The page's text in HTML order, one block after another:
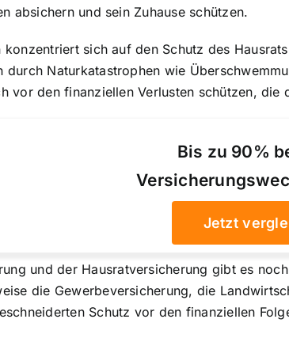
absichern und sein Zuhause schützen.
sich auf den Schutz des
durch Naturkatastrophen wie
vor den finanziellen Verlusten schützen,
Bis zu 90%
Jetzt
und der Hausratversicherung gibt es
die Gewerbeversicherung, die
Schutz vor den finanziellen